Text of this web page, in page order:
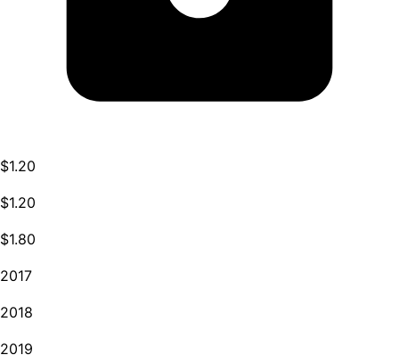
$1.20
$1.20
$1.80
2017
2018
2019